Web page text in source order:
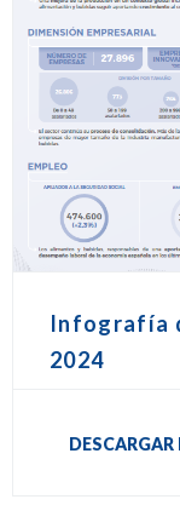
Infografía
2024
DESCARGAR